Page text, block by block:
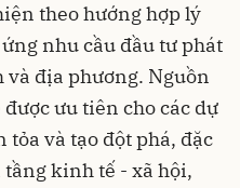
theo hướng hợp lý
nhu cầu đầu tư phát
địa phương. Nguồn
ưu tiên cho các dự
và tạo đột phá, đặc
kinh tế - xã hội,